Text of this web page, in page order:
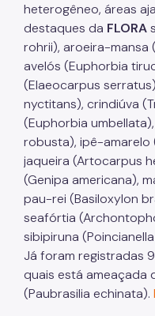
Plano de Ação
Serviços Ambientais
Educação Ambiental
Programas
Município VerdeAzul
Resíduos Sólidos
Legislação
Biblioteca
Ouvidoria Geral
heterogêneo, áreas
destaques da FLORA
rohrii), aroeira-mansa
avelós (Euphorbia
(Elaeocarpus
nyctitans), crindiúva
(Euphorbia
robusta), ipê-amarelo
jaqueira (Artocarpus
(Genipa americana),
pau-rei (Basiloxylon
seafórtia
sibipiruna
Já foram registradas
quais está ameaçada
(Paubrasilia echinata).